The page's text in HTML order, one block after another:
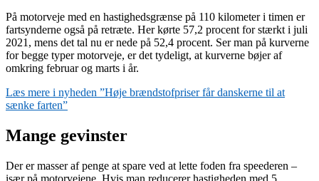
På motorveje med en hastighedsgrænse på 110 kilometer i timen er
fartsynderne også på retræte. Her kørte 57,2 procent for stærkt i juli
2021, mens det tal nu er nede på 52,4 procent. Ser man på kurverne
for begge typer motorveje, er det tydeligt, at kurverne bøjer af
omkring februar og marts i år.
Læs mere i nyheden ”Høje brændstofpriser får danskerne til at
sænke farten”
Mange gevinster
Der er masser af penge at spare ved at lette foden fra speederen –